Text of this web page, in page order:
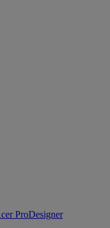
ProDesigner